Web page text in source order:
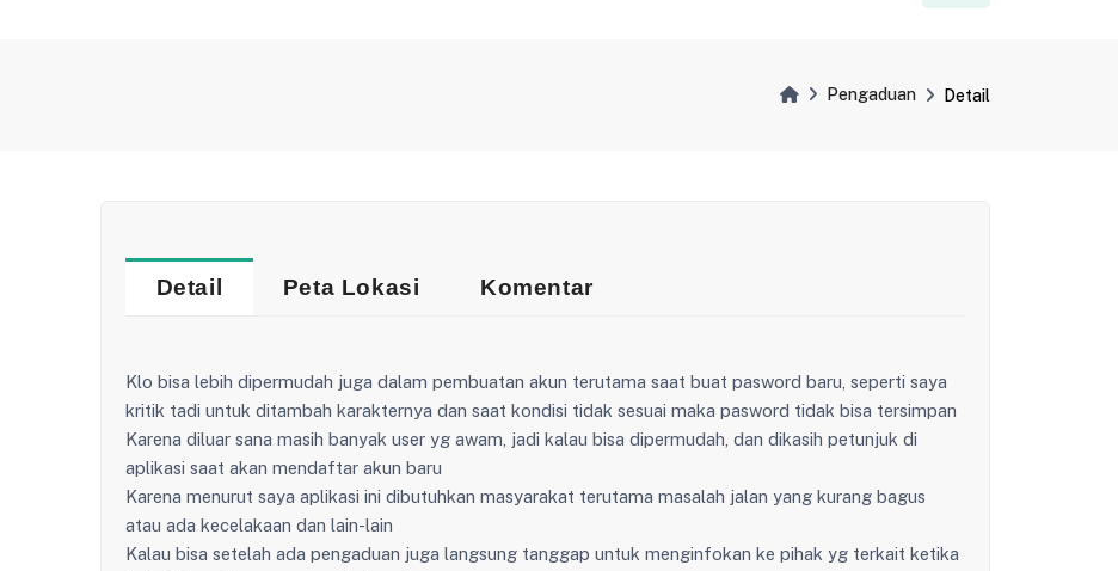
Pengaduan Detail
Detail Peta Lokasi Komentar
Klo bisa lebih dipermudah juga dalam pembuatan akun terutama saat buat pasword baru, seperti saya
kritik tadi untuk ditambah karakternya dan saat kondisi tidak sesuai maka pasword tidak bisa tersimpan
Karena diluar sana masih banyak user yg awam, jadi kalau bisa dipermudah, dan dikasih petunjuk di
aplikasi saat akan mendaftar akun baru
Karena menurut saya aplikasi ini dibutuhkan masyarakat terutama masalah jalan yang kurang bagus
atau ada kecelakaan dan lain-lain
Kalau bisa setelah ada pengaduan juga langsung tanggap untuk menginfokan ke pihak yg terkait ketika